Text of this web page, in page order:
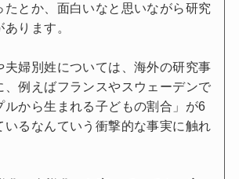
たとか、面白いなと思いながら研究
ります。
夫婦別姓については、海外の研究事
、例えばフランスやスウェーデンで
ルから生まれる子どもの割合」が6
いるなんていう衝撃的な事実に触れ